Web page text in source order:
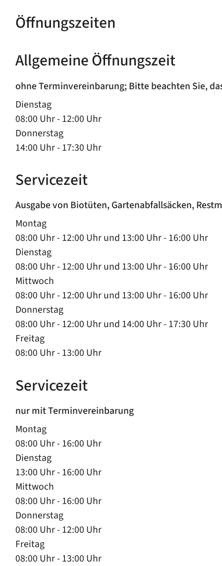
Öffnungszeiten
Allgemeine Öffnungszeit
ohne Terminvereinbarung; Bitte beachten Sie,
Dienstag
08:00 Uhr-12:00 Uhr
Donnerstag
14:00 Uhr-17:30 Uhr
Servicezeit
Ausgabe von Biotüten, Gartenabfallsäcken,
Montag
08:00 Uhr-12:00 Uhrund 13:00 Uhr-16:00 Uhr
Dienstag
08:00 Uhr-12:00 Uhrund 13:00 Uhr-16:00 Uhr
Mittwoch
08:00 Uhr-12:00 Uhrund 13:00 Uhr-16:00 Uhr
Donnerstag
08:00 Uhr-12:00 Uhrund 14:00 Uhr-17:30 Uhr
Freitag
08:00 Uhr-13:00 Uhr
Servicezeit
nur mit Terminvereinbarung
Montag
08:00 Uhr-16:00 Uhr
Dienstag
13:00 Uhr-16:00 Uhr
Mittwoch
08:00 Uhr-16:00 Uhr
Donnerstag
08:00 Uhr-12:00 Uhr
Freitag
08:00 Uhr-13:00 Uhr